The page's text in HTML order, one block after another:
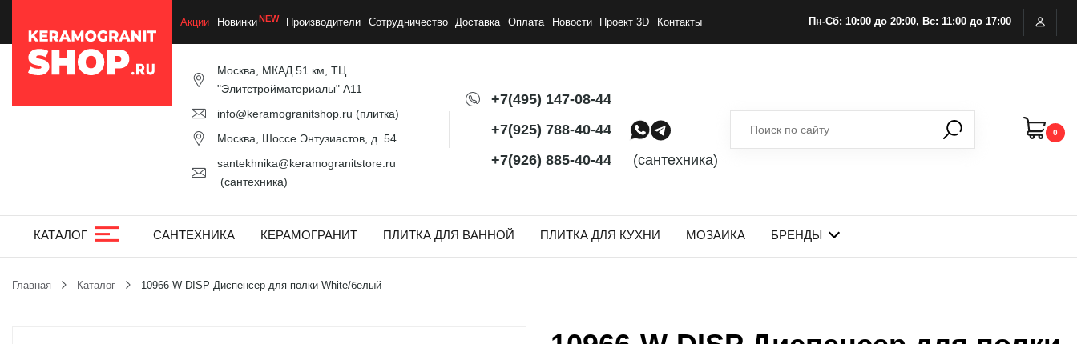
Акции Новинки Производители Сотрудничество Доставка Оплата Новости Проект 3D Контакты Пн-Сб: 10:00 до 20:00, Вс: 11:00 до 17:00
Москва, МКАД 51 км, ТЦ
"Элитстройматериалы" А11
info@keramogranitshop.ru (плитка)
Москва, Шоссе Энтузиастов, д. 54
santekhnika@keramogranitstore.ru
(сантехника)
+7(495) 147-08-44
+7(925) 788-40-44
+7(926) 885-40-44
(сантехника)
0
КАТАЛОГ САНТЕХНИКА КЕРАМОГРАНИТ ПЛИТКА ДЛЯ ВАННОЙ ПЛИТКА ДЛЯ КУХНИ МОЗАИКА БРЕНДЫ
Главная Каталог 10966-W-DISP Диспенсер для полки White/белый